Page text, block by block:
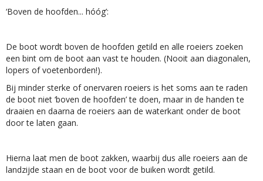
‘Boven de hoofden... hóóg’:
De boot wordt boven de hoofden getild en alle roeiers zoeken
een bint om de boot aan vast te houden. (Nooit aan diagonalen,
lopers of voetenborden!).
Bij minder sterke of onervaren roeiers is het soms aan te raden
de boot niet ‘boven de hoofden’ te doen, maar in de handen te
draaien en daarna de roeiers aan de waterkant onder de boot
door te laten gaan.
Hierna laat men de boot zakken, waarbij dus alle roeiers aan de
landzijde staan en de boot voor de buiken wordt getild.